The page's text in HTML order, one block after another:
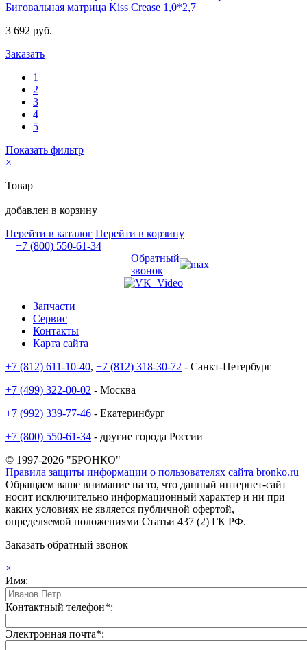
Биговальная матрица Kiss Crease 1,0*2,7
3 692 руб.
Заказать
1
2
3
4
5
Показать фильтр
×
Товар
добавлен в корзину
Перейти в каталог Перейти в корзину
+7 (800) 550-61-34
Обратный
звонок
Запчасти
Сервис
Контакты
Карта сайта
+7 (812) 611-10-40, +7 (812) 318-30-72 - Санкт-Петербург
+7 (499) 322-00-02 - Москва
+7 (992) 339-77-46 - Екатеринбург
+7 (800) 550-61-34 - другие города России
© 1997-2026 "БРОНКО"
Правила защиты информации о пользователях сайта bronko.ru
Обращаем ваше внимание на то, что данный интернет-сайт
носит исключительно информационный характер и ни при
каких условиях не является публичной офертой,
определяемой положениями Статьи 437 (2) ГК РФ.
Заказать обратный звонок
×
Имя:
Контактный телефон*:
Электронная почта*: